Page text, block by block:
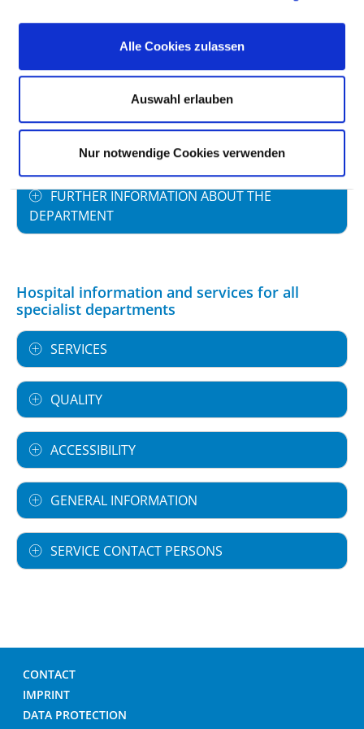
Alle Cookies zulassen
Auswahl erlauben
Nur notwendige Cookies verwenden
SPECIALIST EXPERTISE AND FURTHER
TRAINING
MEDICAL SERVICE OFFERING WITH CASE
NUMBERS
FURTHER INFORMATION ABOUT THE
DEPARTMENT
Hospital information and services for all
specialist departments
SERVICES
QUALITY
ACCESSIBILITY
GENERAL INFORMATION
SERVICE CONTACT PERSONS
CONTACT
IMPRINT
DATA PROTECTION